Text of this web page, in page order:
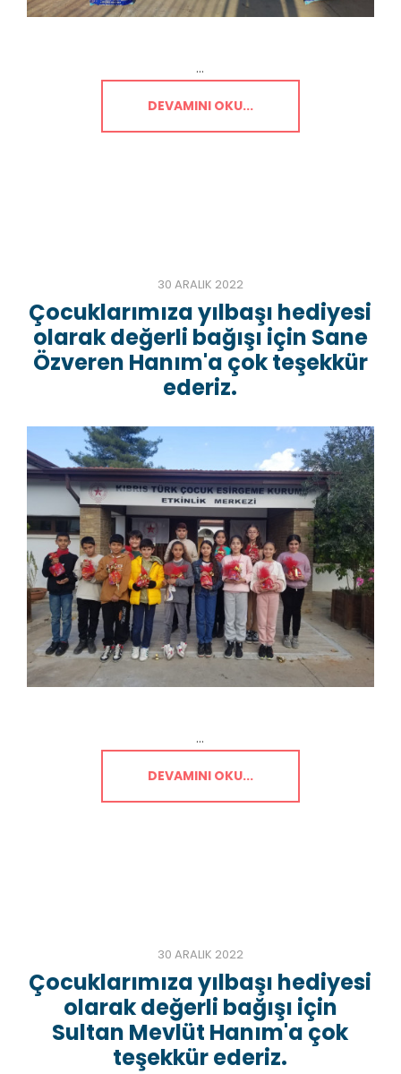
...
DEVAMINI OKU...
30 ARALIK 2022
Çocuklarımıza yılbaşı hediyesi
olarak değerli bağışı için Sane
Özveren Hanım'a çok teşekkür
ederiz.
...
DEVAMINI OKU...
30 ARALIK 2022
Çocuklarımıza yılbaşı hediyesi
olarak değerli bağışı için
Sultan Mevlüt Hanım'a çok
teşekkür ederiz.